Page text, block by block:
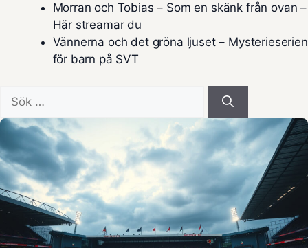
Morran och Tobias – Som en skänk från ovan –
Här streamar du
Vännerna och det gröna ljuset – Mysterieserien
för barn på SVT
efter: